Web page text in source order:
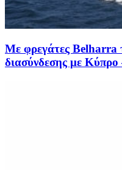
Με φρεγάτες Belharra
διασύνδεσης με Κύπρο